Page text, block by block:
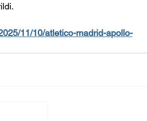
11/10/atletico-madrid-apollo-